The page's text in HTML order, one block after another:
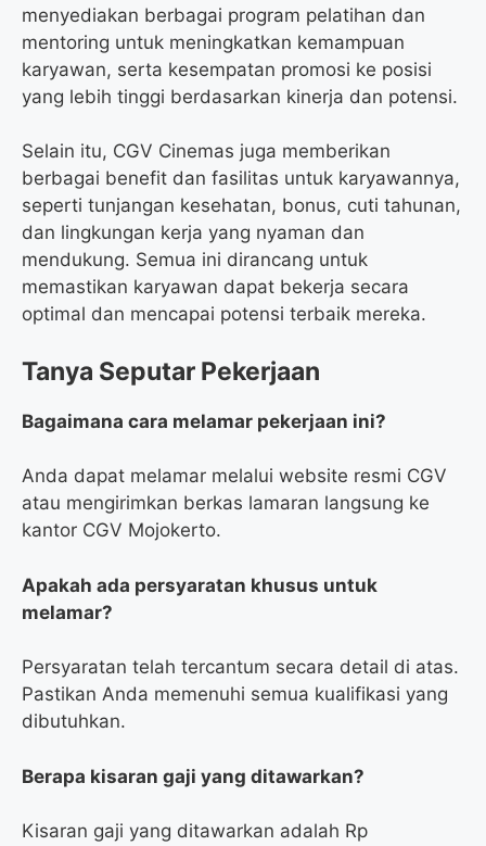
menyediakan berbagai program pelatihan dan
mentoring untuk meningkatkan kemampuan
karyawan, serta kesempatan promosi ke posisi
yang lebih tinggi berdasarkan kinerja dan potensi.
Selain itu, CGV Cinemas juga memberikan
berbagai benefit dan fasilitas untuk karyawannya,
seperti tunjangan kesehatan, bonus, cuti tahunan,
dan lingkungan kerja yang nyaman dan
mendukung. Semua ini dirancang untuk
memastikan karyawan dapat bekerja secara
optimal dan mencapai potensi terbaik mereka.
Tanya Seputar Pekerjaan
Bagaimana cara melamar pekerjaan ini?
Anda dapat melamar melalui website resmi CGV
atau mengirimkan berkas lamaran langsung ke
kantor CGV Mojokerto.
Apakah ada persyaratan khusus untuk
melamar?
Persyaratan telah tercantum secara detail di atas.
Pastikan Anda memenuhi semua kualifikasi yang
dibutuhkan.
Berapa kisaran gaji yang ditawarkan?
Kisaran gaji yang ditawarkan adalah Rp